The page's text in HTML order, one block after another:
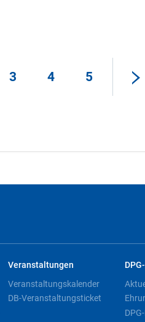
3 4 5
Veranstaltungen
Veranstaltungskalender
DB-Veranstaltungsticket